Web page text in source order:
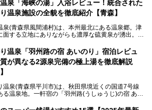
泉「海峡の湯」入浴レビュー！統合された
温泉施設の全貌を徹底紹介【青森】
泉(青森県風間浦村)は、本州最北にある温泉郷。津
面する立地にありながらも濃厚な硫黄泉が湧出。良
が訪れる温泉地です。
湯」は、以前あった2つの共同浴場を統合し、2020
オープンした日帰り入浴施設。かつて別々の共同
用された2つの源泉を楽しめる点が魅力です。また
室や食事処も併設し、地元常連客のみならず観光客
しやすい施設へ変貌しました。
者は実際に海峡の湯へ訪問・入浴し、その魅力を徹
ます！
温泉「羽州路の宿 あいのり」宿泊レビュ
が異なる2源泉完備の極上湯を徹底解説
温泉(青森県平川市)は、秋田県境近くの国道7号線
る温泉地。一軒宿の「羽州路(うしゅうじ)の宿 あい
)と無色透明の単純温泉という2種類の源泉を使用